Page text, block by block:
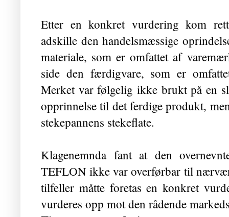
Etter en konkret vurdering kom
adskille den handelsmæssige
materiale, som er omfattet af
side den færdigvare, som er
Merket var følgelig ikke brukt på en
opprinnelse til det ferdige produkt,
stekepannens stekeflate.
Klagenemnda fant at den
TEFLON ikke var overførbar til
tilfeller måtte foretas en konkret
vurderes opp mot den rådende